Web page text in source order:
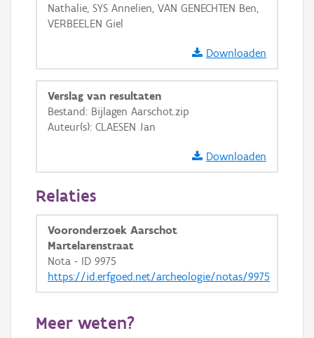
GRB-Basiskaart
Nathalie, SYS Annelien, VAN GENECHTEN Ben,
VERBEELEN Giel
Downloaden
Verslag van resultaten
Bestand: Bijlagen Aarschot.zip
Auteur(s): CLAESEN Jan
Downloaden
Relaties
Vooronderzoek Aarschot
Martelarenstraat
Nota - ID 9975
https://id.erfgoed.net/archeologie/notas/9975
Meer weten?